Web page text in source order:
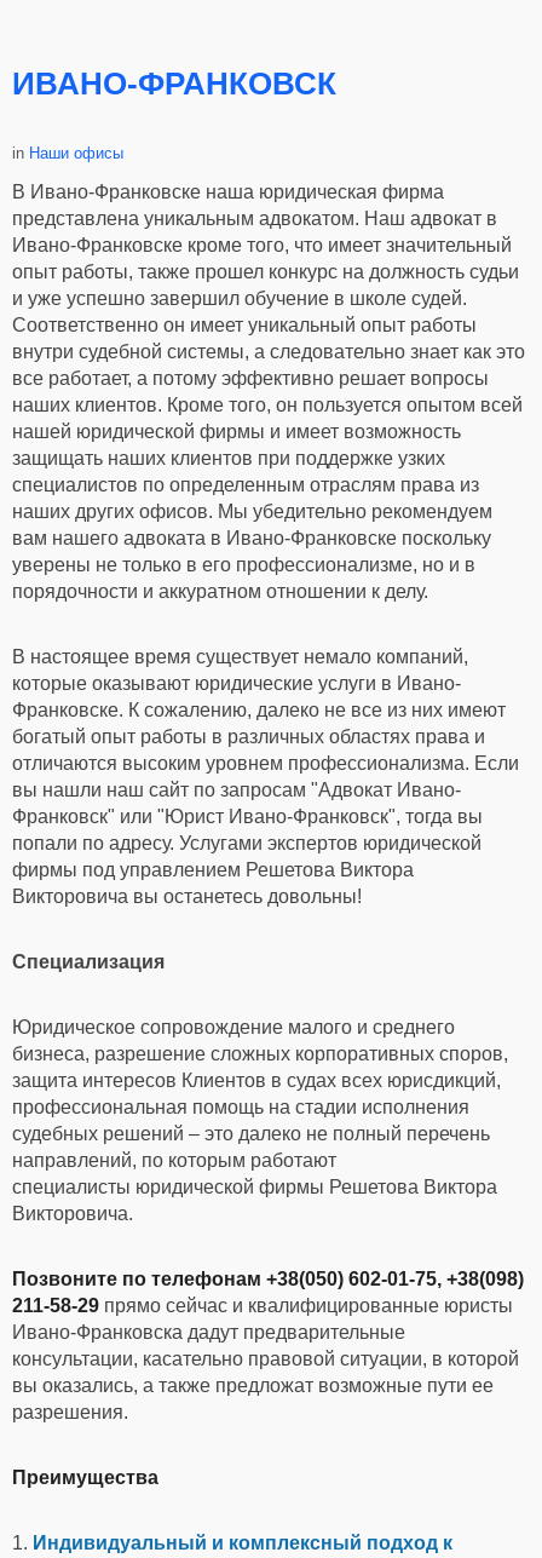
ИВАНО-ФРАНКОВСК
in Наши офисы
В Ивано-Франковске наша юридическая фирма
представлена уникальным адвокатом. Наш адвокат в
Ивано-Франковске кроме того, что имеет значительный
опыт работы, также прошел конкурс на должность судьи
и уже успешно завершил обучение в школе судей.
Соответственно он имеет уникальный опыт работы
внутри судебной системы, а следовательно знает как это
все работает, а потому эффективно решает вопросы
наших клиентов. Кроме того, он пользуется опытом всей
нашей юридической фирмы и имеет возможность
защищать наших клиентов при поддержке узких
специалистов по определенным отраслям права из
наших других офисов. Мы убедительно рекомендуем
вам нашего адвоката в Ивано-Франковске поскольку
уверены не только в его профессионализме, но и в
порядочности и аккуратном отношении к делу.
В настоящее время существует немало компаний,
которые оказывают юридические услуги в Ивано-
Франковске. К сожалению, далеко не все из них имеют
богатый опыт работы в различных областях права и
отличаются высоким уровнем профессионализма. Если
вы нашли наш сайт по запросам "Адвокат Ивано-
Франковск" или "Юрист Ивано-Франковск", тогда вы
попали по адресу. Услугами экспертов юридической
фирмы под управлением Решетова Виктора
Викторовича вы останетесь довольны!
Специализация
Юридическое сопровождение малого и среднего
бизнеса, разрешение сложных корпоративных споров,
защита интересов Клиентов в судах всех юрисдикций,
профессиональная помощь на стадии исполнения
судебных решений – это далеко не полный перечень
направлений, по которым работают
специалисты юридической фирмы Решетова Виктора
Викторовича.
Позвоните по телефонам +38(050) 602-01-75, +38(098)
211-58-29 прямо сейчас и квалифицированные юристы
Ивано-Франковска дадут предварительные
консультации, касательно правовой ситуации, в которой
вы оказались, а также предложат возможные пути ее
разрешения.
Преимущества
1. Индивидуальный и комплексный подход к